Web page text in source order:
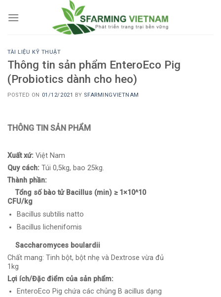
TÀI LIỆU KỸ THUẬT
Thông tin sản phẩm EnteroEco Pig
(Probiotics dành cho heo)
POSTED ON 01/12/2021 BY SFARMINGVIETNAM
THÔNG TIN SẢN PHẨM
Xuất xứ: Việt Nam
Quy cách: Túi 0,5kg, bao 25kg.
Thành phần:
Tổng số bào tử Bacillus (min) ≥ 1×10^10
CFU/kg
Bacillus subtilis natto
Bacillus lichenifomis
Saccharomyces boulardii
Chất mang: Tinh bột, bột nhẹ và Dextrose vừa đủ
1kg
Lợi ích/Đặc điểm của sản phẩm:
EnteroEco Pig chứa các chủng B acillus dạng